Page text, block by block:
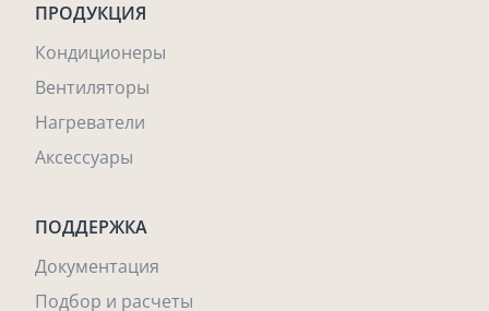
ПРОДУКЦИЯ
Кондиционеры
Вентиляторы
Нагреватели
Аксессуары
ПОДДЕРЖКА
Документация
Подбор и расчеты